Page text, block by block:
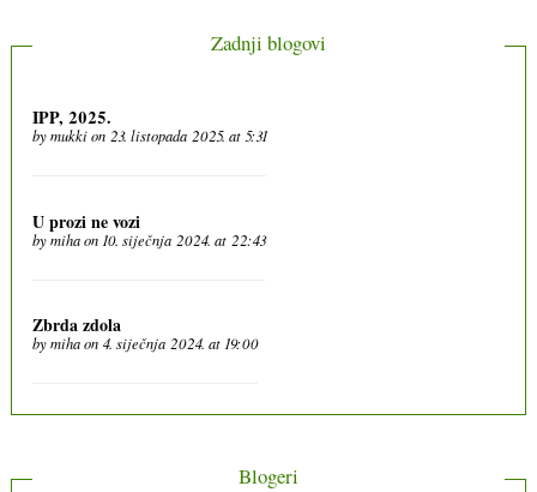
Zadnji blogovi
IPP, 2025.
bymukkion 23. listopada 2025. at 5:31
U prozi ne vozi
bymihaon 10. siječnja 2024. at 22:43
Zbrda zdola
bymihaon 4. siječnja 2024. at 19:00
Blogeri